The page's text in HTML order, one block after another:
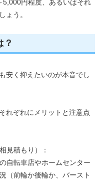
円程度、あるいはそれ
ょう。
？
安く抑えたいのが本音でし
れぞれにメリットと注意点
見積もり）：
自転車店やホームセンター
（前輪か後輪か、バースト